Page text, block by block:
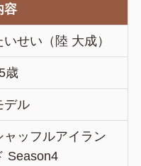
容
いせい（陸 大成）
歳
デル
ャッフルアイラン
Season4